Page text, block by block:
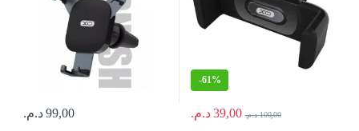
99,00 د.م.
-61%
39,00 د.م. 100,00 د.م.